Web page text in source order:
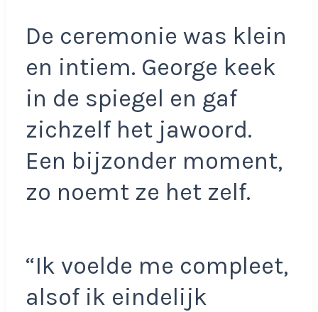
De ceremonie was klein
en intiem. George keek
in de spiegel en gaf
zichzelf het jawoord.
Een bijzonder moment,
zo noemt ze het zelf.
“Ik voelde me compleet,
alsof ik eindelijk